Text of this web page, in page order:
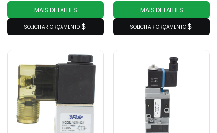
MAIS DETALHES
SOLICITAR ORÇAMENTO
MAIS DETALHES
SOLICITAR ORÇAMENTO